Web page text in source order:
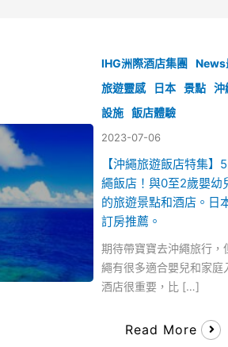
IHG洲際酒店集團 News
旅遊靈感
日本 景點 沖
設施
飯店體驗
2023-07-06
【沖繩旅遊飯店特集
繩飯店！與0至2歲嬰幼
的旅遊景點和酒店。日
訂房推薦。
期待帶寶寶去沖繩旅行
繩有很多適合嬰兒和家
酒店很重要，比 […]
Read More